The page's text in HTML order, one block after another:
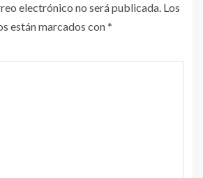
electrónico no será publicada. Los
están marcados con*